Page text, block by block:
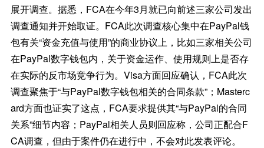
展开调查。据悉，FCA在今年3月就已向前述三家公司发出
调查通知并开始取证。FCA此次调查核心集中在PayPal钱
包有关“资金充值与使用”的商业协议上，比如三家相关公司
在PayPal数字钱包内，关于资金运作、使用规则上是否存
在实际的反市场竞争行为。Visa方面回应确认，FCA此次
调查聚焦于“与PayPal数字钱包相关的合同条款”；Masterc
ard方面也证实了这点，FCA要求提供其“与PayPal的合同
关系”细节内容；PayPal相关人员则回应称，公司正配合F
CA调查，但由于案件仍在进行中，不会对此发表评论。